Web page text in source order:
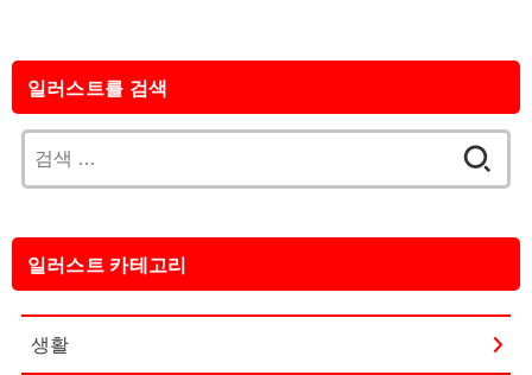
일러스트를 검색
색:
일러스트 카테고리
생활